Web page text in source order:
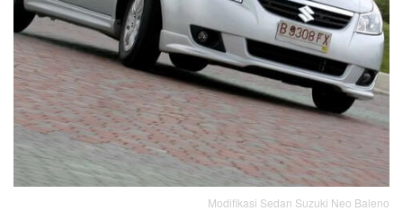
Modifikasi Sedan Suzuki Neo Baleno